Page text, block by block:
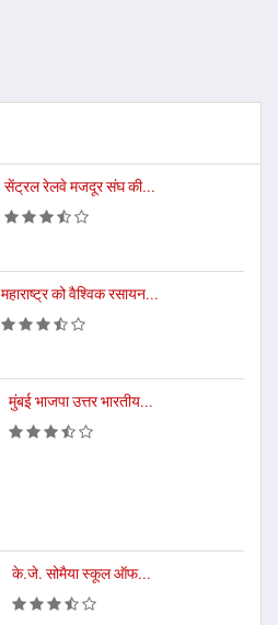
सेंट्रल रेलवे मजदूर संघ की...
महाराष्ट्र को वैश्विक रसायन...
मुंबई भाजपा उत्तर भारतीय...
के.जे. सोमैया स्कूल ऑफ...